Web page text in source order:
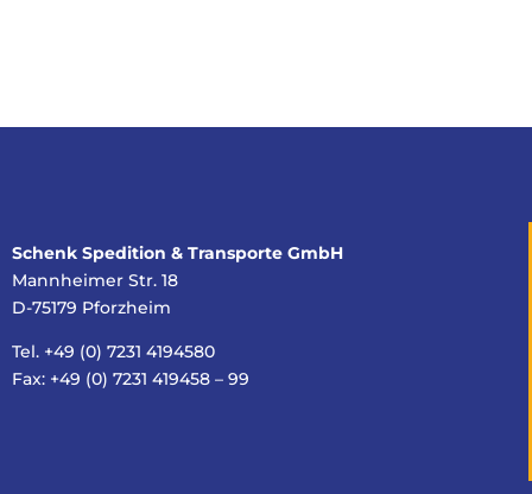
Schenk Spedition & Transporte GmbH
Mannheimer Str. 18
D-75179 Pforzheim
Tel. +49 (0) 7231 4194580
Fax: +49 (0) 7231 419458 – 99